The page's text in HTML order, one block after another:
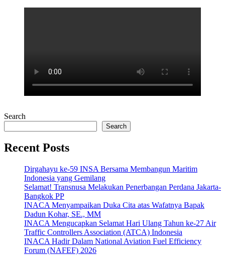
Search
Search
Recent Posts
Dirgahayu ke-59 INSA Bersama Membangun Maritim
Indonesia yang Gemilang
Selamat! Transnusa Melakukan Penerbangan Perdana Jakarta-
Bangkok PP
INACA Menyampaikan Duka Cita atas Wafatnya Bapak
Dadun Kohar, SE., MM
INACA Mengucapkan Selamat Hari Ulang Tahun ke-27 Air
Traffic Controllers Association (ATCA) Indonesia
INACA Hadir Dalam National Aviation Fuel Efficiency
Forum (NAFEF) 2026